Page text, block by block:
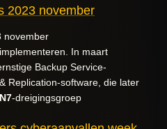
2023 november
november
In maart
Backup Service-
Replication-software, die later
-dreigingsgroep